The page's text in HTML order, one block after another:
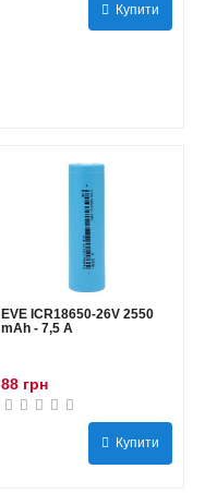
Купити
EVE ICR18650-26V 2550
mAh - 7,5 А
88 грн
Купити